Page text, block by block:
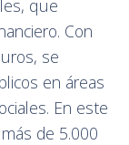
que
Con
se
en áreas
En este
de 5.000